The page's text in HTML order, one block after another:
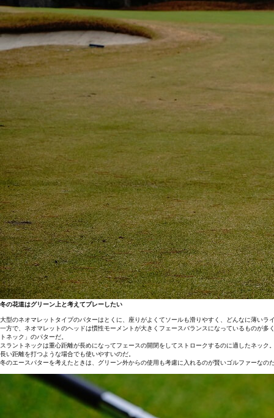
冬の花道はグリーン上と考えてプレーしたい
大型のネオマレットタイプのパターはとくに、座りがよくてソールも滑りやすく、どんなに薄いラ
一方で、ネオマレットのヘッドは慣性モーメントが大きくフェースバランスになっているものが
トネック」のパターだ。
スラントネックは重心距離が長めになってフェースの開閉をしてストロークするのに適したネッ
長い距離を打つような場合でも使いやすいのだ。
冬のエースパターを考えたときは、グリーン外からの使用も考慮に入れるのが賢いゴルファーなの